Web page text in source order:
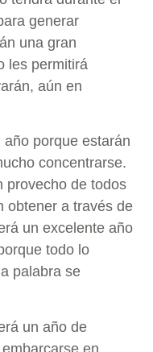
generar
una gran
les permitirá
aún en
porque estarán
concentrarse.
provecho de todos
obtener a través de
un excelente año
todo lo
palabra se
un año de
en